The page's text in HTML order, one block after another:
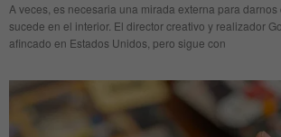
A veces, es necesaria una mirada externa para
sucede en el interior. El director creativo y realizador
afincado en Estados Unidos, pero sigue con